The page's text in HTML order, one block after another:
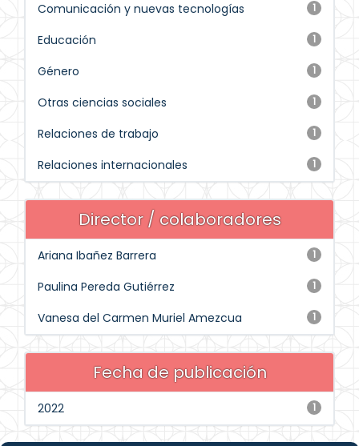
1
Comunicación y nuevas tecnologías
1
Educación
1
Género
1
Otras ciencias sociales
1
Relaciones de trabajo
1
Relaciones internacionales
Director / colaboradores
1
Ariana Ibañez Barrera
1
Paulina Pereda Gutiérrez
1
Vanesa del Carmen Muriel Amezcua
Fecha de publicación
1
2022